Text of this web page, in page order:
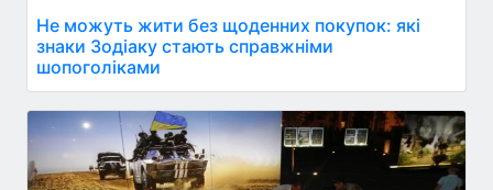
Не можуть жити без щоденних покупок: які
знаки Зодіаку стають справжніми
шопоголіками